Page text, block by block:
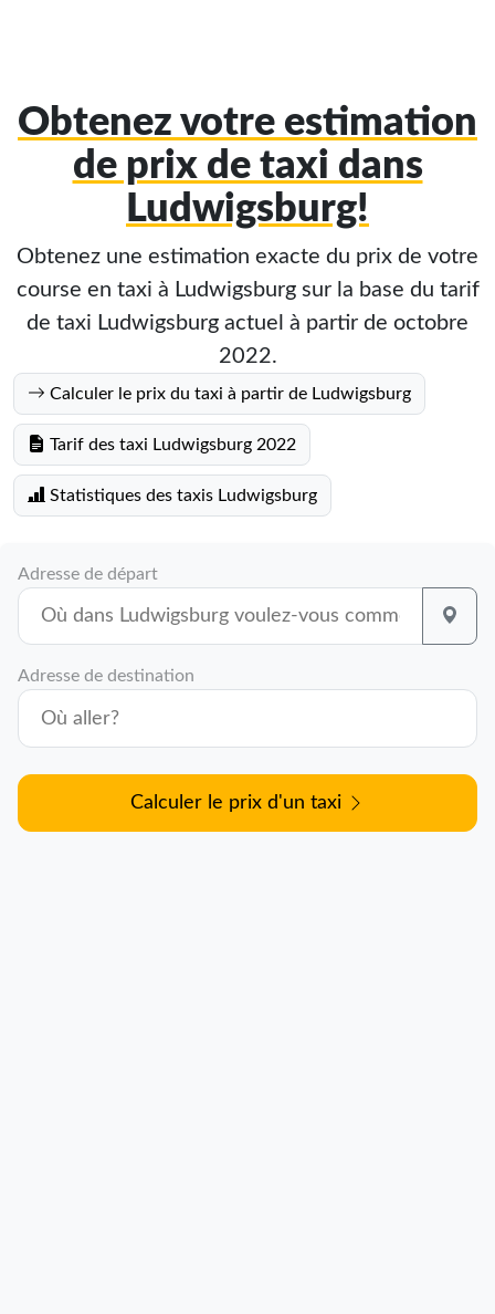
Obtenez votre estimation
de prix de taxi dans
Ludwigsburg!
Obtenez une estimation exacte du prix de votre
course en taxi à Ludwigsburg sur la base du tarif
de taxi Ludwigsburg actuel à partir de octobre
2022.
Calculer le prix du taxi à partir de Ludwigsburg
Tarif des taxi Ludwigsburg 2022
Statistiques des taxis Ludwigsburg
Adresse de départ
Adresse de destination
Calculer le prix d'un taxi